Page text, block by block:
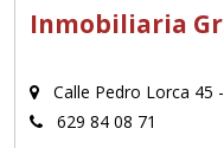
Inmobiliaria
Calle Pedro Lorca 45
629 84 08 71